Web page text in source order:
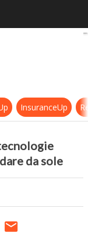
quali sono le
InsuranceUp
da sole